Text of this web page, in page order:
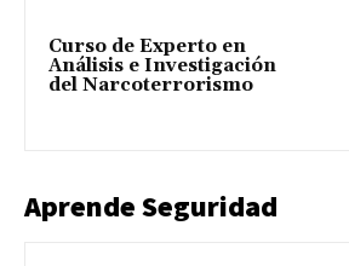
Curso de Experto en
Análisis e Investigación
del Narcoterrorismo
Aprende Seguridad